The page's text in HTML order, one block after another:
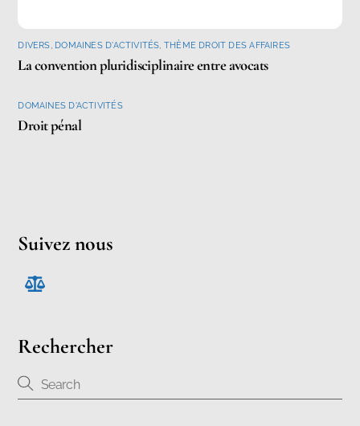
DIVERS DOMAINES D'ACTIVITÉS THÈME DROIT DES AFFAIRES
La convention pluridisciplinaire entre avocats
DOMAINES D'ACTIVITÉS
Droit pénal
Suivez nous
Rechercher